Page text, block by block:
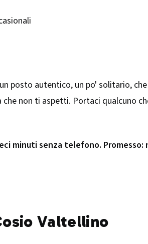
posto autentico, un po' solitario,
che non ti aspetti. Portaci
minuti senza telefono.
Valtellino